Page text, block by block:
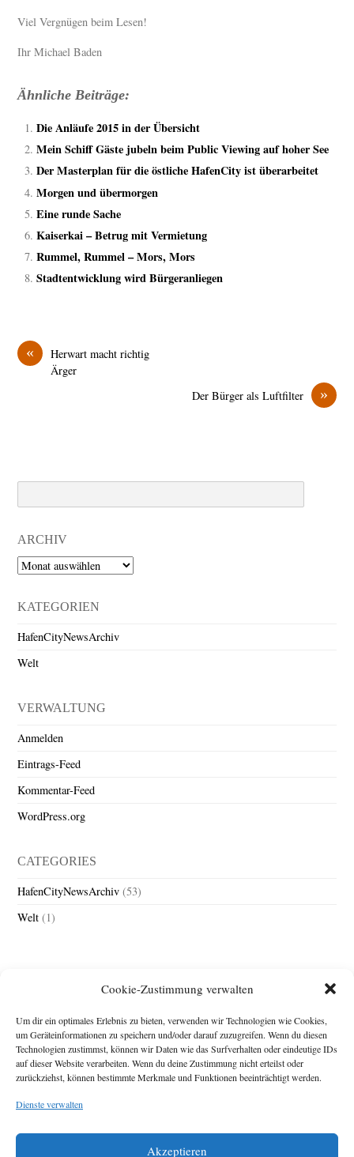
Cookie-Zustimmung verwalten
Um dir ein optimales Erlebnis zu bieten, verwenden wir Technologien wie Cookies,
um Geräteinformationen zu speichern und/oder darauf zuzugreifen. Wenn du diesen
Technologien zustimmst, können wir Daten wie das Surfverhalten oder eindeutige IDs
auf dieser Website verarbeiten. Wenn du deine Zustimmung nicht erteilst oder
zurückziehst, können bestimmte Merkmale und Funktionen beeinträchtigt werden.
Dienste verwalten
Akzeptieren
Viel Vergnügen beim Lesen!
Ihr Michael Baden
Ähnliche Beiträge:
Die Anläufe 2015 in der Übersicht
Mein Schiff Gäste jubeln beim Public Viewing auf hoher See
Der Masterplan für die östliche HafenCity ist überarbeitet
Morgen und übermorgen
Eine runde Sache
Kaiserkai – Betrug mit Vermietung
Rummel, Rummel – Mors, Mors
Stadtentwicklung wird Bürgeranliegen
«
Herwart macht richtig
Ärger
»
Der Bürger als Luftfilter
ARCHIV
Archiv
KATEGORIEN
HafenCityNewsArchiv
Welt
VERWALTUNG
Anmelden
Eintrags-Feed
Kommentar-Feed
WordPress.org
CATEGORIES
HafenCityNewsArchiv (53)
Welt (1)
Impressum
Michael Baden,
Diese Webseite stellt